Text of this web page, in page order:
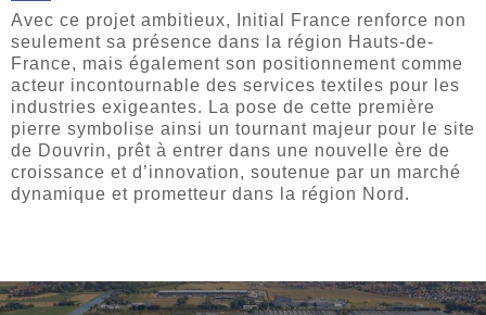
Avec ce projet ambitieux, Initial France renforce non
seulement sa présence dans la région Hauts-de-
France, mais également son positionnement comme
acteur incontournable des services textiles pour les
industries exigeantes. La pose de cette première
pierre symbolise ainsi un tournant majeur pour le site
de Douvrin, prêt à entrer dans une nouvelle ère de
croissance et d’innovation, soutenue par un marché
dynamique et prometteur dans la région Nord.